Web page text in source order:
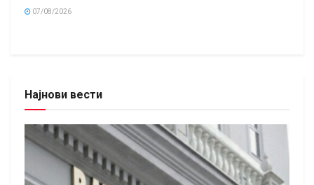
07/08/2026
Најнови вести